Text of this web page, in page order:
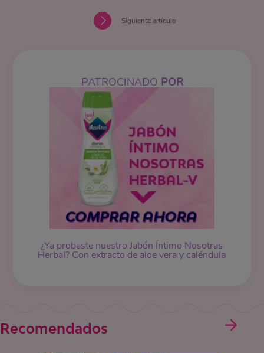
Siguiente artículo
PATROCINADO POR
¿Ya probaste nuestro Jabón Íntimo Nosotras
Herbal? Con extracto de aloe vera y caléndula
Recomendados